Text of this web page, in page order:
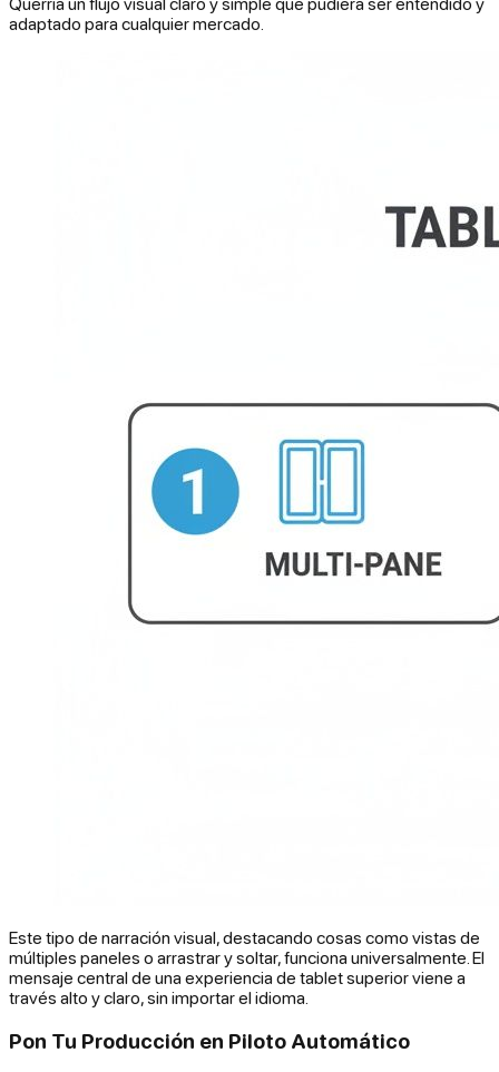
adaptado para cualquier mercado.
Este tipo de narración visual, destacando cosas como vistas de
múltiples paneles o arrastrar y soltar, funciona universalmente. El
mensaje central de una experiencia de tablet superior viene a
través alto y claro, sin importar el idioma.
Pon Tu Producción en Piloto Automático